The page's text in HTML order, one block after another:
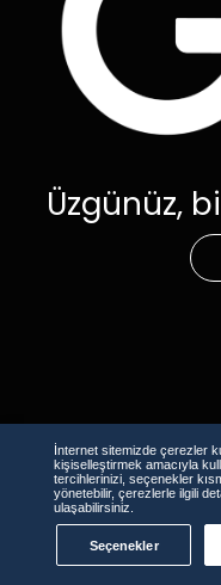
Üzgünüz,
İnternet sitemizde çerezler
kişiselleştirmek amacıyla
tercihlerinizi, seçenekler
yönetebilir, çerezlerle ilgili
ulaşabilirsiniz.
Seçenekler